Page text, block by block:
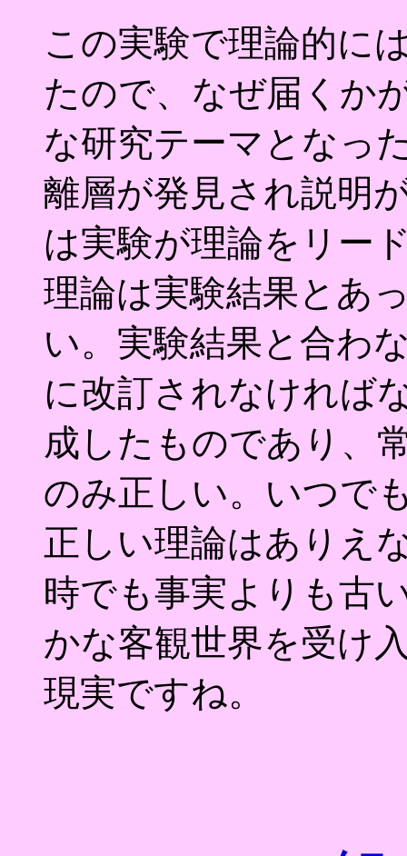
この実験で理論的に
たので、なぜ届くか
な研究テーマとなっ
離層が発見され説明
は実験が理論をリー
理論は実験結果とあ
い。実験結果と合わ
に改訂されなければ
成したものであり、
のみ正しい。いつで
正しい理論はありえ
時でも事実よりも古
かな客観世界を受け
現実ですね。